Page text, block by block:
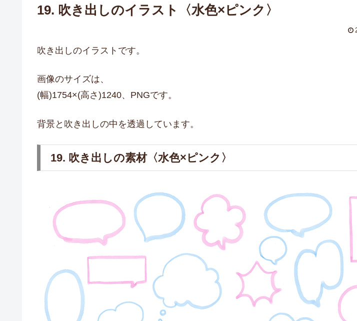
19. 吹き出しのイラスト〈水色×ピンク〉
吹き出しのイラストです。
画像のサイズは、
(幅)1754×(高さ)1240、PNGです。
背景と吹き出しの中を透過しています。
19. 吹き出しの素材〈水色×ピンク〉